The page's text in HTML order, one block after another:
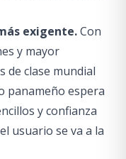
exigente.Con
y mayor
de clase mundial
panameño espera
y confianza
usuario se va a la